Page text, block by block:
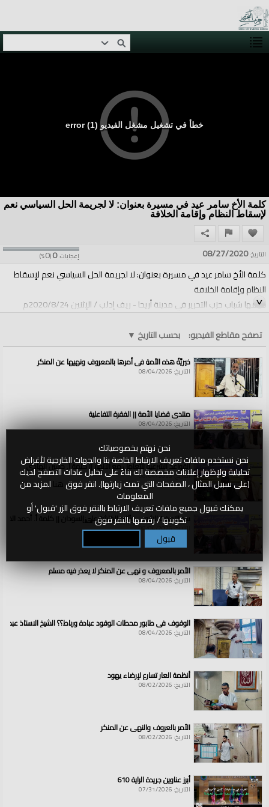
نحن نهتم بخصوصياتك
نحن نستخدم ملفات تعريف الارتباط الخاصة بنا والجهات الخارجية لأغراض
تحليلية ولإظهار إعلانات مخصصة لك بناءً على تحليل عادات التصفح لديك
(على سبيل المثال ، الصفحات التي تمت زيارتها). انقر فوق لمزيد من
المعلومات
يمكنك قبول جميع ملفات تعريف الارتباط بالنقر فوق الزر 'قبول' أو
تكوينها / رفضها بالنقر فوق
قبول
خطأ في تشغيل مشغل الفيديو (1) error
كلمة الأخ سامر عيد في مسيرة بعنوان: لا لجريمة الحل السياسي نعم
لإسقاط النظام وإقامة الخلافة
إعجابات:0
(
0
%) التاريخ:08/27/2020
كلمة الأخ سامر عيد في مسيرة بعنوان: لا لجريمة الحل السياسي نعم لإسقاط
النظام وإقامة الخلافة
نظمها شباب حزب التحرير في مدينة أريحا - ريف إدلب / الإثنين 2020/8/24م
الولايات والمناطق»سوريا
قنوات:
الولايات والمناطق
العلامات:#tramp
تصفح مقاطع الفيديو: بحسب التاريخ ▼
خيريَّةُ هذه الأمةِ في أمرِها بالمعروفِ ونهيِها عن المنكرِ
التاريخ: 08/04/2026
منتدى قضايا الأمة || الفقرة التفاعلية
التاريخ: 08/04/2026
القواعد الشرعية للتعامل مع الأنهار || كلمة أ. حسين الهادي
التاريخ: 08/04/2026
سد النهضة الاثيوبي وآثاره الكارثية على السودان || كلمة أ. أحمد
التاريخ: 08/04/2026
الأمر بالمعروف و نهي عن المنكر لا يعذر فيه مسلم
التاريخ: 08/04/2026
الوقوف في طابور محطات الوقود عبادة ورباط؟؟ الشيخ الاستاذ عبد
التاريخ: 08/04/2026
أنظمة العار تسارع لإرضاء يهود
التاريخ: 08/02/2026
الأمر بالعروف والنهي عن المنكر
التاريخ: 08/02/2026
أبرز عناوين جريدة الراية 610
التاريخ: 07/31/2026